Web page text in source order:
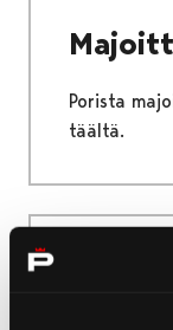
Porista
täältä.